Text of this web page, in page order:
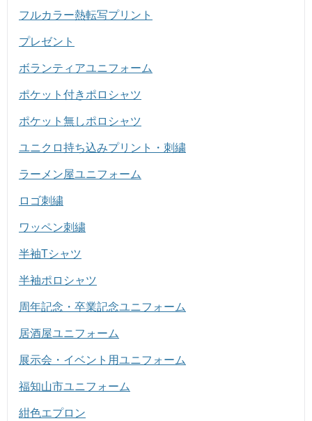
フルカラー熱転写プリント
プレゼント
ボランティアユニフォーム
ポケット付きポロシャツ
ポケット無しポロシャツ
ユニクロ持ち込みプリント・刺繍
ラーメン屋ユニフォーム
ロゴ刺繍
ワッペン刺繍
半袖Tシャツ
半袖ポロシャツ
周年記念・卒業記念ユニフォーム
居酒屋ユニフォーム
展示会・イベント用ユニフォーム
福知山市ユニフォーム
紺色エプロン